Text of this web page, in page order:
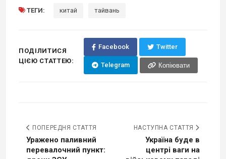
ТЕГИ: китай тайвань
ПОДІЛИТИСЯ
ЦІЄЮ СТАТТЕЮ:
Facebook Twitter
Telegram Копіювати
ПОПЕРЕДНЯ СТАТТЯ
Уражено паливний
перевалочний пункт:
НАСТУПНА СТАТТЯ
Україна буде в
центрі ваги на